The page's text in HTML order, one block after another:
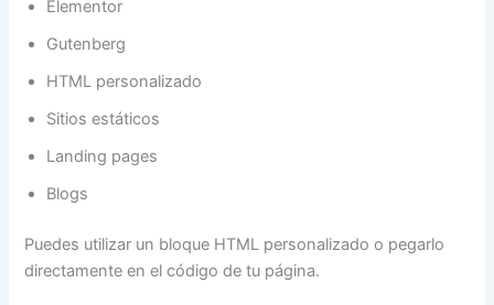
Elementor
Gutenberg
HTML personalizado
Sitios estáticos
Landing pages
Blogs
Puedes utilizar un bloque HTML personalizado o pegarlo
directamente en el código de tu página.